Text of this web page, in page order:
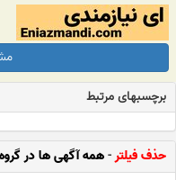
برچسبهای مرتبط
حذف فیلتر-همه آگهی ها در